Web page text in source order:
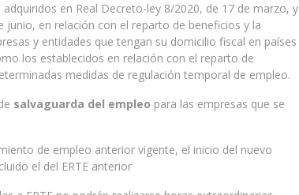
en Real Decreto-ley 8/2020, de 17 de marzo, y
en relación con el reparto de beneficios y la
y entidades que tengan su domicilio fiscal en países
los establecidos en relación con el reparto de
medidas de regulación temporal de empleo.
salvaguarda del empleo para las empresas que se
de empleo anterior vigente, el inicio del nuevo
el del ERTE anterior